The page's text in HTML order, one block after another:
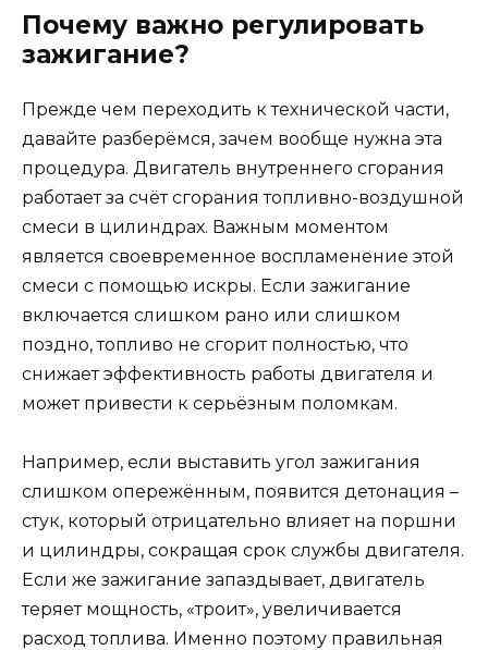
Почему важно регулировать
зажигание?
Прежде чем переходить к технической части,
давайте разберёмся, зачем вообще нужна эта
процедура. Двигатель внутреннего сгорания
работает за счёт сгорания топливно-воздушной
смеси в цилиндрах. Важным моментом
является своевременное воспламенение этой
смеси с помощью искры. Если зажигание
включается слишком рано или слишком
поздно, топливо не сгорит полностью, что
снижает эффективность работы двигателя и
может привести к серьёзным поломкам.
Например, если выставить угол зажигания
слишком опережённым, появится детонация –
стук, который отрицательно влияет на поршни
и цилиндры, сокращая срок службы двигателя.
Если же зажигание запаздывает, двигатель
теряет мощность, «троит», увеличивается
расход топлива. Именно поэтому правильная